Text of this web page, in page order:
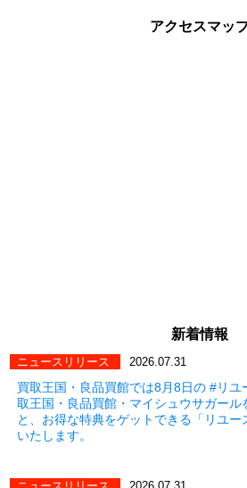
アクセスマッ
新着情報
ニュースリリース 2026.07.31
買取王国・良品買館では8月8日の #リユ
取王国・良品買館・マイシュウサガール
と、お得な特典をゲットできる「リユ
いたします。